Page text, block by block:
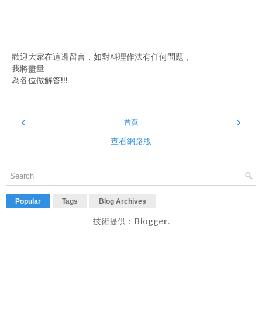
歡迎大家在這邊留言，如對料理作法有任何問題，
我將盡量
為各位做解答!!!
‹ ›
首頁
查看網路版
Popular Tags Blog Archives
技術提供： Blogger.